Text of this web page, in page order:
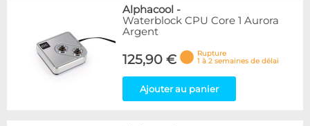
Alphacool -
Waterblock CPU Core 1 Aurora
Argent
125,90 €
Rupture
1 à 2 semaines de délai
Ajouter au panier